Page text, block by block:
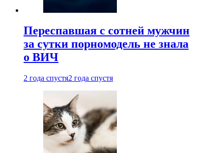
Переспавшая с сотней мужчин
за сутки порномодель не знала
о ВИЧ
2 года спустя2 года спустя